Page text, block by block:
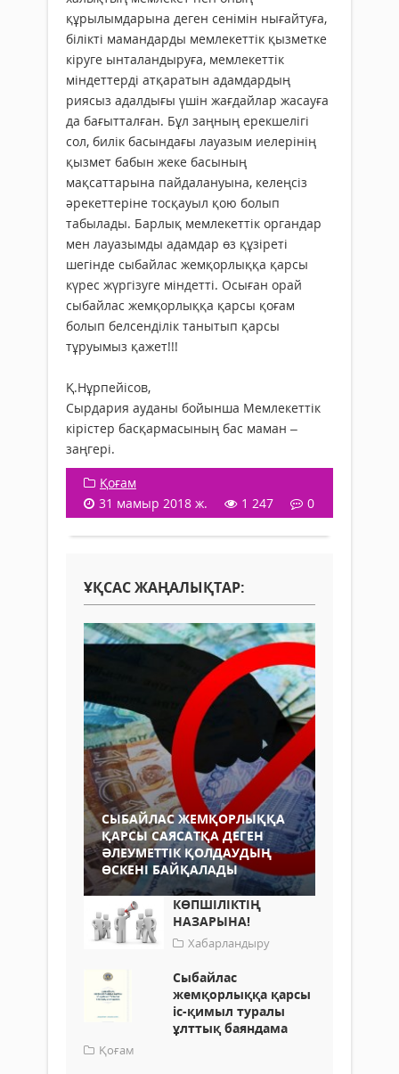
құрылымдарына деген сенiмін нығайтуға,
бiлiктi мамандарды мемлекеттiк қызметке
кiруге ынталандыруға, мемлекеттiк
мiндеттердi атқаратын адамдардың
риясыз адалдығы үшiн жағдайлар жасауға
да бағытталған. Бұл заңның ерекшелігі
сол, билік басындағы лауазым иелерінің
қызмет бабын жеке басының
мақсаттарына пайдалануына, келеңсіз
әрекеттеріне тосқауыл қою болып
табылады. Барлық мемлекеттік органдар
мен лауазымды адамдар өз құзіреті
шегінде сыбайлас жемқорлыққа қарсы
күрес жүргізуге міндетті. Осыған орай
сыбайлас жемқорлыққа қарсы қоғам
болып белсенділік танытып қарсы
тұруымыз қажет!!!
Қ.Нұрпейісов,
Сырдария ауданы бойынша Мемлекеттік
кірістер басқармасының бас маман –
заңгері.
Қоғам
31 мамыр 2018 ж.
1 247 0
ҰҚСАС ЖАҢАЛЫҚТАР:
СЫБАЙЛАС ЖЕМҚОРЛЫҚҚА
ҚАРСЫ САЯСАТҚА ДЕГЕН
ӘЛЕУМЕТТІК ҚОЛДАУДЫҢ
ӨСКЕНІ БАЙҚАЛАДЫ
КӨПШІЛІКТІҢ
НАЗАРЫНА!
Хабарландыру
Сыбайлас
жемқорлыққа қарсы
іс-қимыл туралы
ұлттық баяндама
Қоғам